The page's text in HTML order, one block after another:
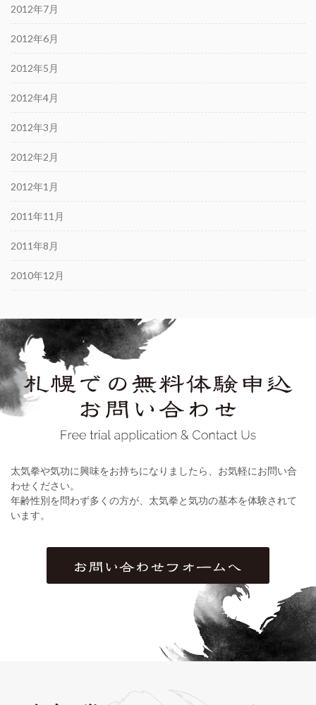
2012年7月
2012年6月
2012年5月
2012年4月
2012年3月
2012年2月
2012年1月
2011年11月
2011年8月
2010年12月
太気拳や気功に興味をお持ちになりましたら、お気軽にお問い合
わせください。
年齢性別を問わず多くの方が、太気拳と気功の基本を体験されて
います。